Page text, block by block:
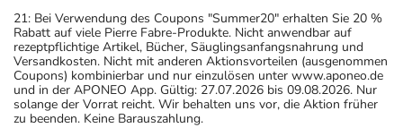
21: Bei Verwendung des Coupons "Summer20" erhalten Sie 20 %
Rabatt auf viele Pierre Fabre-Produkte. Nicht anwendbar auf
rezeptpflichtige Artikel, Bücher, Säuglingsanfangsnahrung und
Versandkosten. Nicht mit anderen Aktionsvorteilen (ausgenommen
Coupons) kombinierbar und nur einzulösen unter www.aponeo.de
und in der APONEO App. Gültig: 27.07.2026 bis 09.08.2026. Nur
solange der Vorrat reicht. Wir behalten uns vor, die Aktion früher
zu beenden. Keine Barauszahlung.